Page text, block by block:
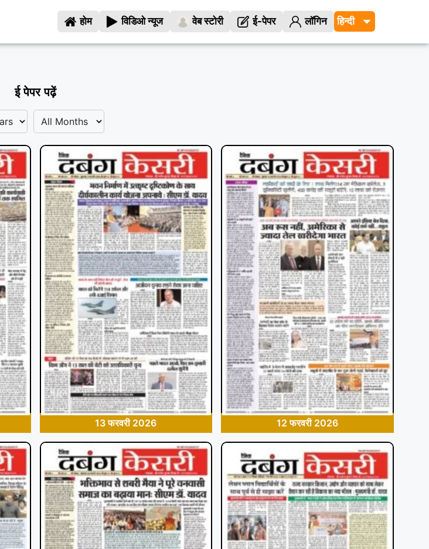
होम विडिओ न्यूज वेब स्टोरी ई-पेपर लॉगिन
ई पेपर पढ़ें
13 फरवरी 2026 12 फरवरी 2026